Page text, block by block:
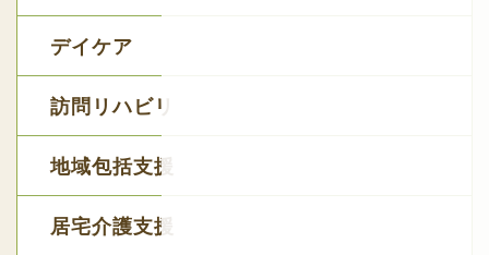
デイケア
訪問リハビリ
地域包括支援
居宅介護支援